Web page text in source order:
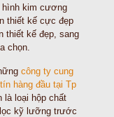
hình kim cương
thiết kế cực đẹp
thiết kế đẹp, sang
chọn.
công ty cung
hàng đầu tại Tp
là loại hộp chất
kỹ lưỡng trước